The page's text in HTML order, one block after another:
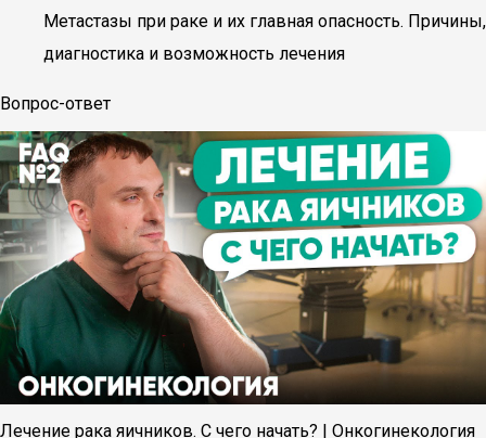
Метастазы при раке и их главная опасность. Причины,
диагностика и возможность лечения
Вопрос-ответ
Лечение рака яичников. С чего начать? | Онкогинекология